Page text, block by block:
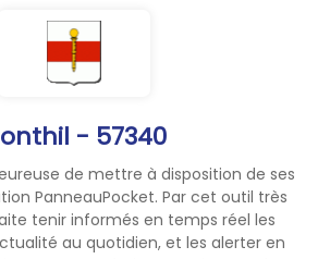
- 57340
de mettre à disposition de ses
PanneauPocket. Par cet outil très
tenir informés en temps réel les
au quotidien, et les alerter en